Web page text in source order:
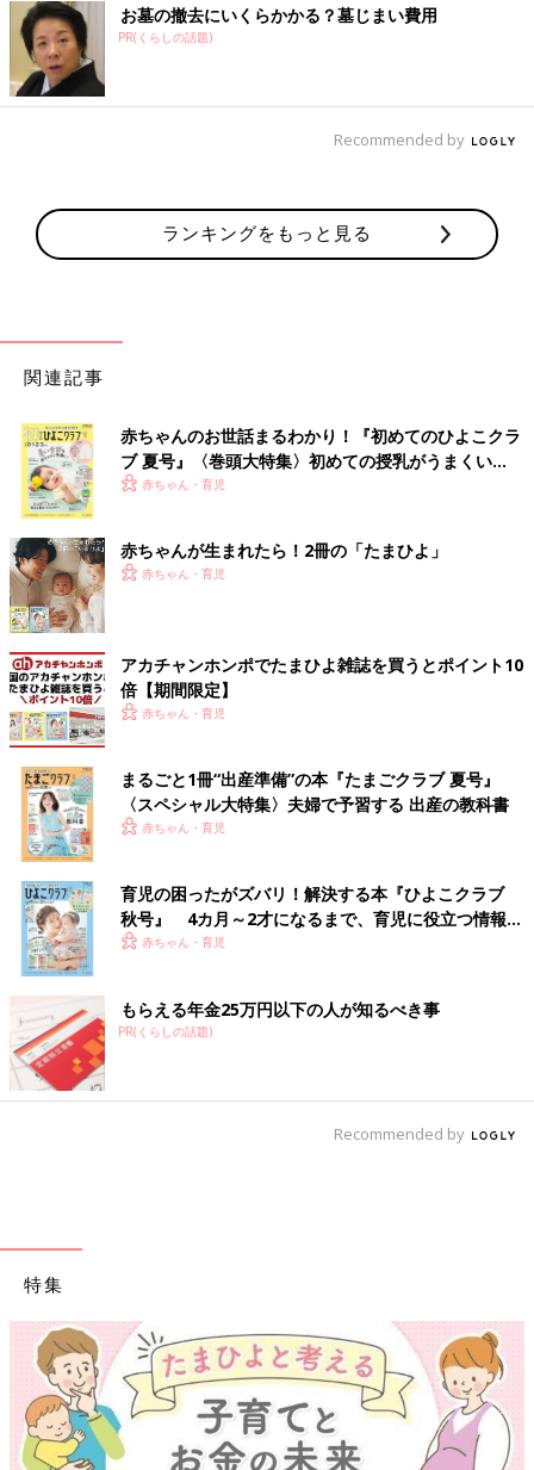
お墓の撤去にいくらかかる？墓じまい費用
PR(くらしの話題)
Recommended by
ランキングをもっと見る
関連記事
赤ちゃんのお世話まるわかり！『初めてのひよこクラ
ブ 夏号』〈巻頭大特集〉初めての授乳がうまくい
く！ おっぱい・ミルクの基本と夏のトラブル 解決テ
赤ちゃん・育児
赤ちゃんが生まれたら！2冊の「たまひよ」
赤ちゃん・育児
アカチャンホンポでたまひよ雑誌を買うとポイント10
倍【期間限定】
赤ちゃん・育児
まるごと1冊“出産準備”の本『たまごクラブ 夏号』
〈スペシャル大特集〉夫婦で予習する 出産の教科書
赤ちゃん・育児
育児の困ったがズバリ！解決する本『ひよこクラブ
秋号』 4カ月～2才になるまで、育児に役立つ情報が
いっぱい！
赤ちゃん・育児
もらえる年金25万円以下の人が知るべき事
PR(くらしの話題)
Recommended by
特集